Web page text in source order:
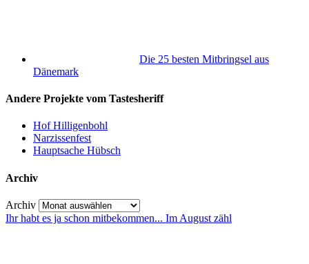
Die 25 besten Mitbringsel aus
Dänemark
Andere Projekte vom Tastesheriff
Hof Hilligenbohl
Narzissenfest
Hauptsache Hübsch
Archiv
Archiv
Ihr habt es ja schon mitbekommen... Im August zähl